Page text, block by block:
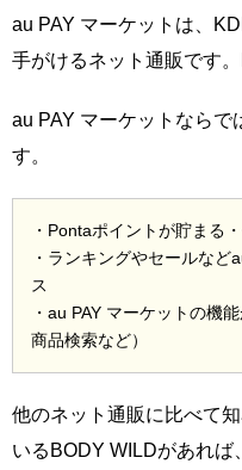
au PAY マーケットは、
手がけるネット通販です
au PAY マーケットならで
す。
・Pontaポイントが貯まる
・ランキングやセールなど
ス
・au PAY マーケットの機
商品検索など）
他のネット通販に比べて
いるBODY WILDがあれば